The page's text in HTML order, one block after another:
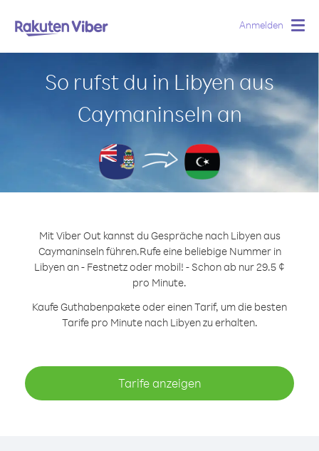
Anmelden
So rufst du in Libyen aus
Caymaninseln an
Mit Viber Out kannst du Gespräche nach Libyen aus
Caymaninseln führen.Rufe eine beliebige Nummer in
Libyen an - Festnetz oder mobil! - Schon ab nur 29.5 ¢
pro Minute.
Kaufe Guthabenpakete oder einen Tarif, um die besten
Tarife pro Minute nach Libyen zu erhalten.
Tarife anzeigen